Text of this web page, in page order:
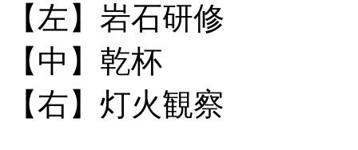
【左】岩石研修
【中】乾杯
【右】灯火観察